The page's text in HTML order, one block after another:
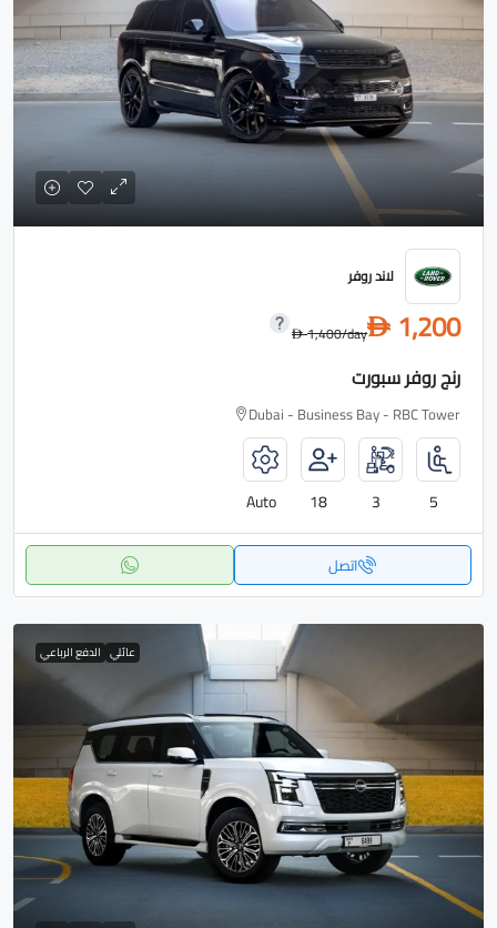
لاند روفر
D 1,200
D1,400/day
رنج روفر سبورت
Dubai - Business Bay - RBC Tower
5
3
18
Auto
اتصل
عائلي الدفع الرباعي